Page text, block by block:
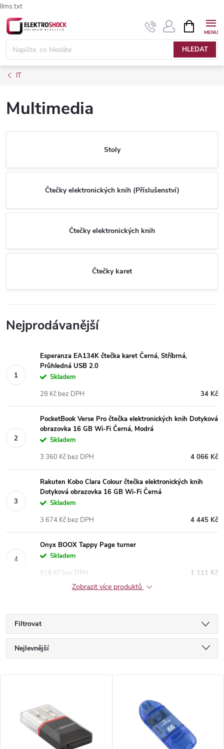
llms.txt
Přejít
na
obsah
HLEDAT
NÁKUPNÍ
KOŠÍK
IT
Multimedia
Stoly
Čtečky elektronických knih (Příslušenství)
Čtečky elektronických knih
Čtečky karet
Nejprodávanější
Esperanza EA134K čtečka karet Černá, Stříbrná,
Průhledná USB 2.0
Skladem
34 Kč
28 Kč bez DPH
PocketBook Verse Pro čtečka elektronických knih Dotyková
obrazovka 16 GB Wi-Fi Černá, Modrá
Skladem
4 066 Kč
3 360 Kč bez DPH
Rakuten Kobo Clara Colour čtečka elektronických knih
Dotyková obrazovka 16 GB Wi-Fi Černá
Skladem
4 445 Kč
3 674 Kč bez DPH
Onyx BOOX Tappy Page turner
Skladem
1 111 Kč
918 Kč bez DPH
Zobrazit více produktů
Filtrovat
Ř
a
Nejlevnější
Abecedně
Elektroshock.cz - Chat